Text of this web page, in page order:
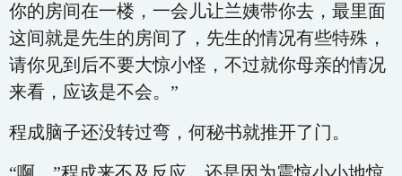
你的房间在一楼，一会儿让兰姨带你去，最里面
这间就是先生的房间了，先生的情况有些特殊，
请你见到后不要大惊小怪，不过就你母亲的情况
来看，应该是不会。”
程成脑子还没转过弯，何秘书就推开了门。